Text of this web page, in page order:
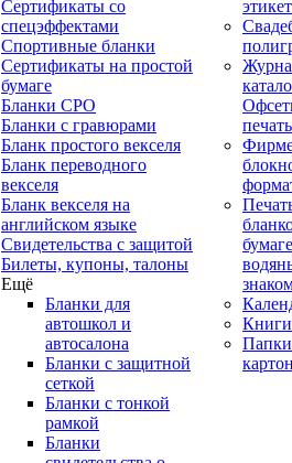
Сертификаты со
спецэффектами
Спортивные бланки
Cертификаты на простой
бумаге
Бланки СРО
Бланки с гравюрами
Бланк простого векселя
Бланк переводного
векселя
Бланк векселя на
английском языке
Свидетельства с защитой
Билеты, купоны, талоны
Ещё
Бланки для
автошкол и
автосалона
Бланки с защитной
сеткой
Бланки с тонкой
рамкой
Бланки
печать
Книги
Папки